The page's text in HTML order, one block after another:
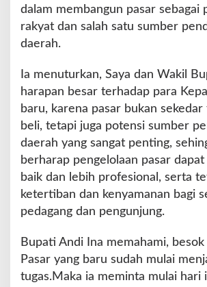
dalam membangun pasar sebagai
rakyat dan salah satu sumber
daerah.
Ia menuturkan, Saya dan Wakil
harapan besar terhadap para
baru, karena pasar bukan sekedar
beli, tetapi juga potensi sumber
daerah yang sangat penting,
berharap pengelolaan pasar
baik dan lebih profesional, serta
ketertiban dan kenyamanan bagi
pedagang dan pengunjung.
Bupati Andi Ina memahami, besok
Pasar yang baru sudah mulai
tugas.Maka ia meminta mulai hari